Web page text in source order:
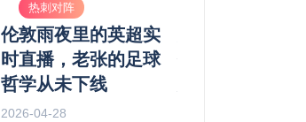
热刺对阵
伦敦雨夜里的英超实
时直播，老张的足球
哲学从未下线
2026-04-28